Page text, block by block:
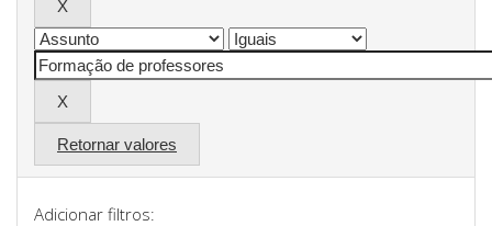
Retornar valores
Adicionar filtros: